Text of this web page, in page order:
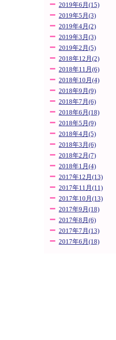
2019年6月(15)
2019年5月(3)
2019年4月(2)
2019年3月(3)
2019年2月(5)
2018年12月(2)
2018年11月(6)
2018年10月(4)
2018年9月(9)
2018年7月(6)
2018年6月(18)
2018年5月(9)
2018年4月(5)
2018年3月(6)
2018年2月(7)
2018年1月(4)
2017年12月(13)
2017年11月(11)
2017年10月(13)
2017年9月(18)
2017年8月(6)
2017年7月(13)
2017年6月(18)